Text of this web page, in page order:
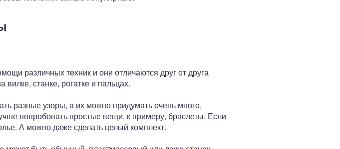
различных техник и они отличаются друг от друга
станке, рогатке и пальцах.
разные узоры, а их можно придумать очень много,
попробовать простые вещи, к примеру, браслеты. Если
А можно даже сделать целый комплект.